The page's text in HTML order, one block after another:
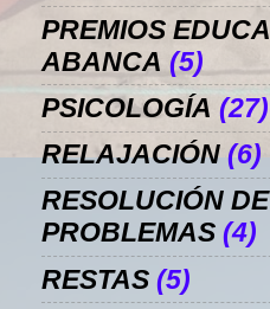
PREMIOS EDUCA
ABANCA (5)
PSICOLOGÍA (27)
RELAJACIÓN (6)
RESOLUCIÓN DE
PROBLEMAS (4)
RESTAS (5)